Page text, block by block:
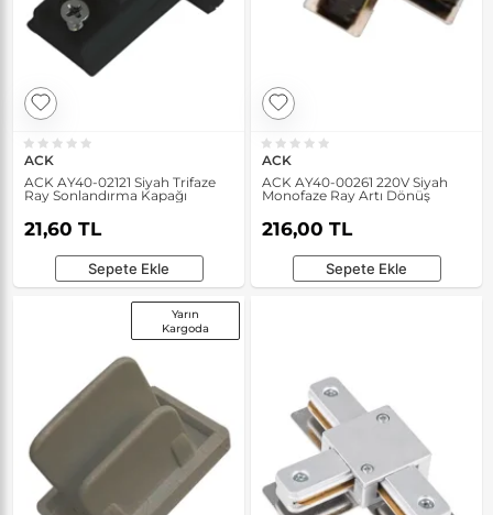
ACK
ACK AY40-02121 Siyah Trifaze
Ray Sonlandırma Kapağı
21,60 TL
Sepete Ekle
ACK
ACK AY40-00261 220V Siyah
Monofaze Ray Artı Dönüş
216,00 TL
Sepete Ekle
Yarın
Kargoda